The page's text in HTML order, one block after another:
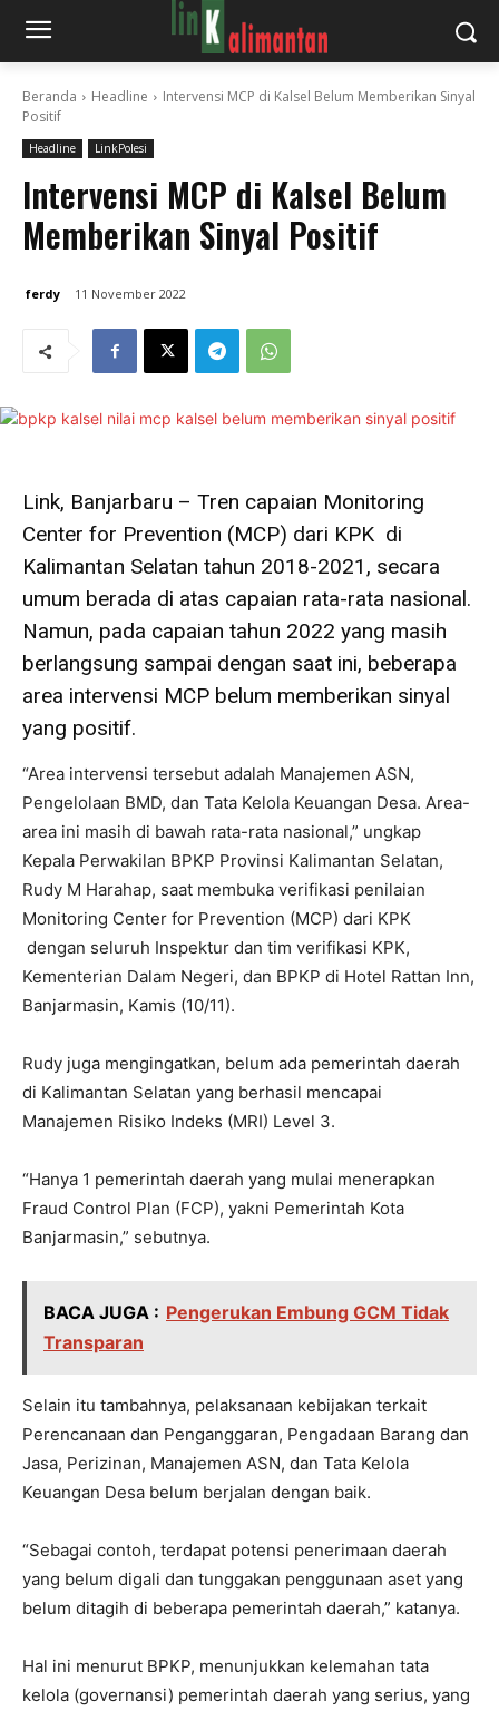
Beranda Headline
Intervensi MCP di Kalsel Belum Memberikan Sinyal
Positif
Headline LinkPolesi
Intervensi MCP di Kalsel Belum
Memberikan Sinyal Positif
ferdy 11 November 2022
Link, Banjarbaru – Tren capaian Monitoring
Center for Prevention (MCP) dari KPK di
Kalimantan Selatan tahun 2018-2021, secara
umum berada di atas capaian rata-rata nasional.
Namun, pada capaian tahun 2022 yang masih
berlangsung sampai dengan saat ini, beberapa
area intervensi MCP belum memberikan sinyal
yang positif.
“Area intervensi tersebut adalah Manajemen ASN,
Pengelolaan BMD, dan Tata Kelola Keuangan Desa. Area-
area ini masih di bawah rata-rata nasional,” ungkap
Kepala Perwakilan BPKP Provinsi Kalimantan Selatan,
Rudy M Harahap, saat membuka verifikasi penilaian
Monitoring Center for Prevention (MCP) dari KPK
dengan seluruh Inspektur dan tim verifikasi KPK,
Kementerian Dalam Negeri, dan BPKP di Hotel Rattan Inn,
Banjarmasin, Kamis (10/11).
Rudy juga mengingatkan, belum ada pemerintah daerah
di Kalimantan Selatan yang berhasil mencapai
Manajemen Risiko Indeks (MRI) Level 3.
“Hanya 1 pemerintah daerah yang mulai menerapkan
Fraud Control Plan (FCP), yakni Pemerintah Kota
Banjarmasin,” sebutnya.
BACA JUGA : Pengerukan Embung GCM Tidak
Transparan
Selain itu tambahnya, pelaksanaan kebijakan terkait
Perencanaan dan Penganggaran, Pengadaan Barang dan
Jasa, Perizinan, Manajemen ASN, dan Tata Kelola
Keuangan Desa belum berjalan dengan baik.
“Sebagai contoh, terdapat potensi penerimaan daerah
yang belum digali dan tunggakan penggunaan aset yang
belum ditagih di beberapa pemerintah daerah,” katanya.
Hal ini menurut BPKP, menunjukkan kelemahan tata
kelola (governansi) pemerintah daerah yang serius, yang